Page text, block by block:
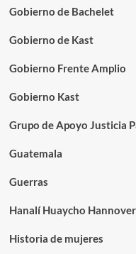
Gobierno de Bachelet
Gobierno de Kast
Gobierno Frente Amplio
Gobierno Kast
Grupo de Apoyo Justicia
Guatemala
Guerras
Hanalí Huaycho Hannover
Historia de mujeres